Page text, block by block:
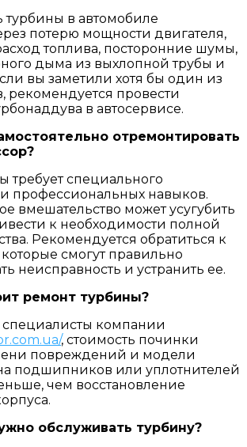
турбины в автомобиле
потерю мощности двигателя,
топлива, посторонние шумы,
дыма из выхлопной трубы и
вы заметили хотя бы один из
рекомендуется провести
в автосервисе.
отремонтировать
требует специального
профессиональных навыков.
вмешательство может усугубить
к необходимости полной
Рекомендуется обратиться к
смогут правильно
неисправность и устранить ее.
ремонт турбины?
специалисты компании
, стоимость починки
повреждений и модели
подшипников или уплотнителей
чем восстановление
обслуживать турбину?